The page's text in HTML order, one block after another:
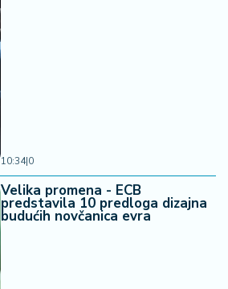
10:34|0
Velika promena - ECB
predstavila 10 predloga dizajna
budućih novčanica evra